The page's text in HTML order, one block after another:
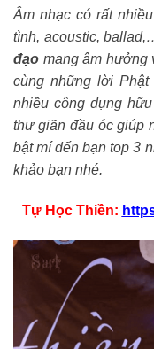
Âm nhạc có rất
tình, acoustic,
đạo mang âm hưởng
cùng những lời
nhiều công dụng
thư giãn đầu óc giúp
bật mí đến bạn top 3
khảo bạn nhé.
Tự Học Thiền: